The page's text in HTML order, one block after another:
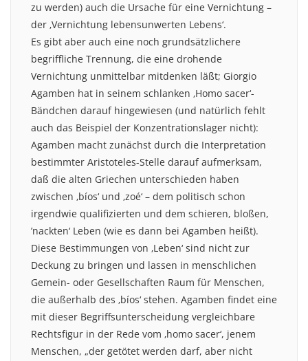
zu werden) auch die Ursache für eine Vernichtung –
der ‚Vernichtung lebensunwerten Lebens‘.
Es gibt aber auch eine noch grundsätzlichere
begriffliche Trennung, die eine drohende
Vernichtung unmittelbar mitdenken läßt; Giorgio
Agamben hat in seinem schlanken ‚Homo sacer‘-
Bändchen darauf hingewiesen (und natürlich fehlt
auch das Beispiel der Konzentrationslager nicht):
Agamben macht zunächst durch die Interpretation
bestimmter Aristoteles-Stelle darauf aufmerksam,
daß die alten Griechen unterschieden haben
zwischen ‚bíos‘ und ‚zoé‘ – dem politisch schon
irgendwie qualifizierten und dem schieren, bloßen,
’nackten‘ Leben (wie es dann bei Agamben heißt).
Diese Bestimmungen von ‚Leben‘ sind nicht zur
Deckung zu bringen und lassen in menschlichen
Gemein- oder Gesellschaften Raum für Menschen,
die außerhalb des ‚bíos‘ stehen. Agamben findet eine
mit dieser Begriffsunterscheidung vergleichbare
Rechtsfigur in der Rede vom ‚homo sacer‘, jenem
Menschen, „der getötet werden darf, aber nicht